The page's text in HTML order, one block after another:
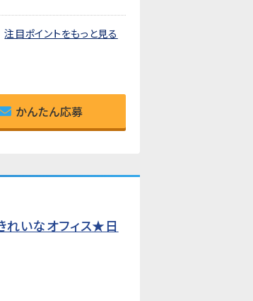
注目ポイントをもっと見る
かんたん応募
れいなオフィス★日